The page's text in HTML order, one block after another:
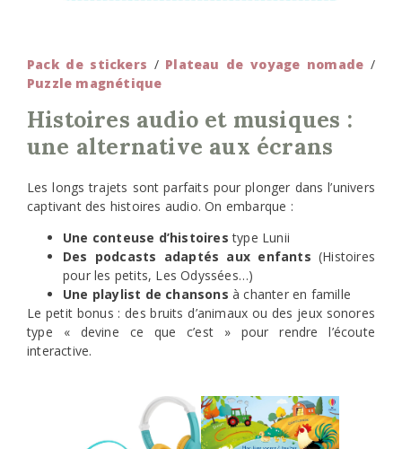
Pack de stickers / Plateau de voyage nomade /
Puzzle magnétique
Histoires audio et musiques :
une alternative aux écrans
Les longs trajets sont parfaits pour plonger dans l’univers
captivant des histoires audio. On embarque :
Une conteuse d’histoires type Lunii
Des podcasts adaptés aux enfants (Histoires
pour les petits, Les Odyssées…)
Une playlist de chansons à chanter en famille
Le petit bonus : des bruits d’animaux ou des jeux sonores
type « devine ce que c’est » pour rendre l’écoute
interactive.